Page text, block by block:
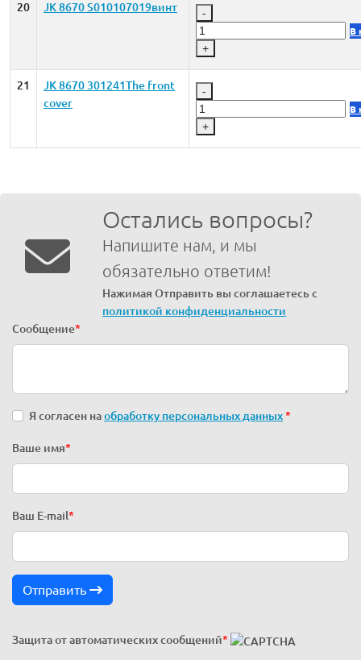
20 JK 8670 S010107019винт -
+
В
21
JK 8670 301241The front
cover
-
+
В
Остались вопросы?
Напишите нам, и мы
обязательно ответим!
Нажимая Отправить вы соглашаетесь с
политикой конфиденциальности
Сообщение*
Я согласен наобработку персональных данных*
Ваше имя*
Ваш E-mail*
Отправить
Защита от автоматических сообщений*